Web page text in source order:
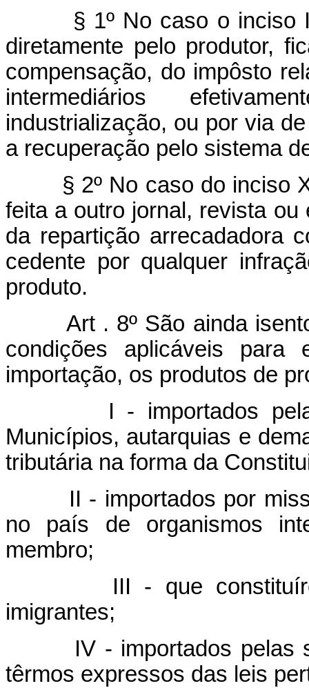
§ 1º No caso o inciso I,
diretamente pelo produtor,
compensação, do impôsto
intermediários
industrialização, ou por via
a recuperação pelo sistema
§ 2º No caso do inciso
feita a outro jornal, revista
da repartição arrecadadora
cedente por qualquer
produto.
Art . 8º São ainda
condições aplicáveis
importação, os produtos de
I - importados pela
Municípios, autarquias e
tributária na forma da
II - importados por
no país de organismos
membro;
III - que constituírem
imigrantes;
IV - importados pelas
têrmos expressos das leis